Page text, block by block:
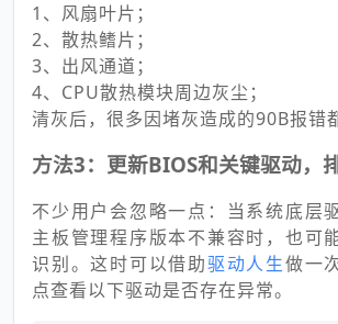
1、风扇叶片；
2、散热鳍片；
3、出风通道；
4、CPU散热模块周边灰尘；
清灰后，很多因堵灰造成的90B报错
方法3：更新BIOS和关键驱动，
不少用户会忽略一点：当系统底层
主板管理程序版本不兼容时，也可
识别。这时可以借助驱动人生做一
点查看以下驱动是否存在异常。